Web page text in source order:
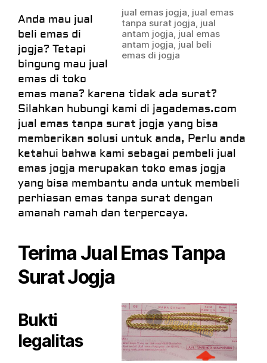
jual emas jogja, jual emas
tanpa surat jogja, jual
antam jogja, jual emas
antam jogja, jual beli
emas di jogja
Anda mau jual
beli emas di
jogja? Tetapi
bingung mau jual
emas di toko
emas mana? karena tidak ada surat?
Silahkan hubungi kami di jagademas.com
jual emas tanpa surat jogja yang bisa
memberikan solusi untuk anda, Perlu anda
ketahui bahwa kami sebagai pembeli jual
emas jogja merupakan toko emas jogja
yang bisa membantu anda untuk membeli
perhiasan emas tanpa surat dengan
amanah ramah dan terpercaya.
Terima Jual Emas Tanpa
Surat Jogja
Bukti
legalitas